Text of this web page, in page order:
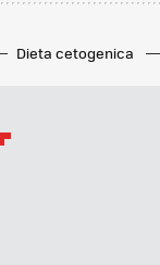
Dieta cetogenica